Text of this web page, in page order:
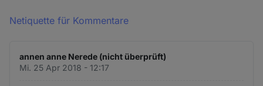
Netiquette für Kommentare
annen anne Nerede (nicht überprüft)
Mi. 25 Apr 2018 - 12:17